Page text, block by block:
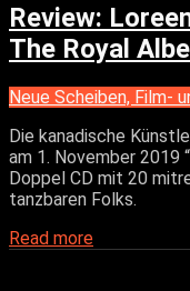
Review:
The Royal
Neue Scheiben, Film-
Die kanadische
am 1. November 2019
Doppel CD mit 20
tanzbaren Folks.
Read more